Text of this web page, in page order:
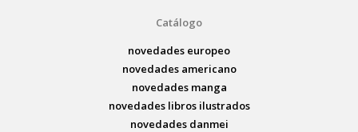
Catálogo
novedades europeo
novedades americano
novedades manga
novedades libros ilustrados
novedades danmei